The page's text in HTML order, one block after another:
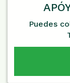
Puedes